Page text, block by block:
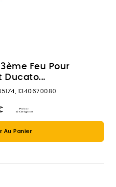
Feu Pour
Ducato...
1340670080
Au Panier